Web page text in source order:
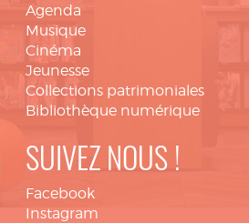
Agenda
Musique
Cinéma
Jeunesse
Collections patrimoniales
Bibliothèque numérique
SUIVEZ NOUS !
Facebook
Instagram